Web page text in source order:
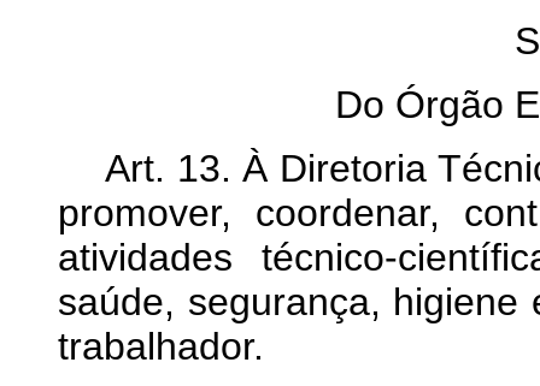
Do Órgão
Art. 13. À Diretoria
promover, coordenar,
atividades técnico-
saúde, segurança,
trabalhador.